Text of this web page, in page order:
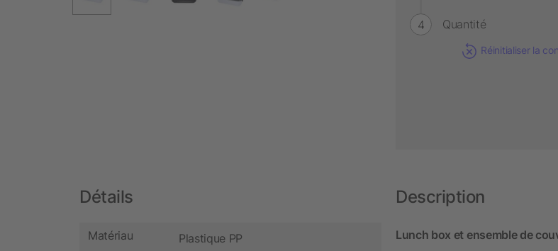
Quantité
Réinitialiser la
Détails
Matériau Plastique PP
Description
Lunch box et ensemble de